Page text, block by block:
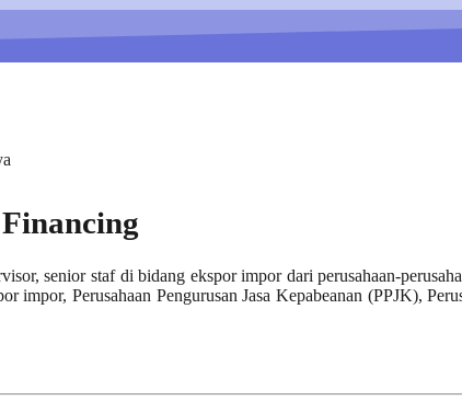
senior staf di bidang ekspor impor dari perusahaan-
impor, Perusahaan Pengurusan Jasa Kepabeanan (PPJK),